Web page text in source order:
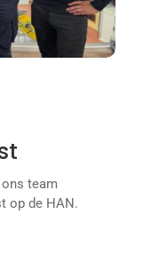
team
op de HAN.